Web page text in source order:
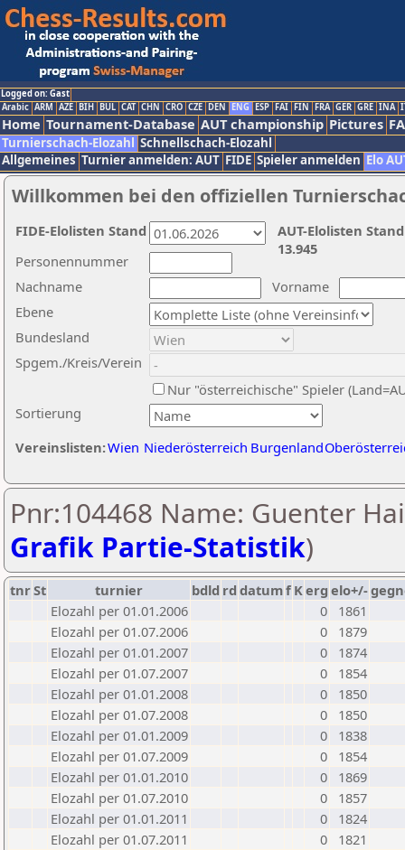
Logged on: Gast
Arabic ARM AZE BIH BUL CAT CHN CRO CZE DEN ENG ESP FAI FIN FRA GER GRE INA
Home Tournament-Database AUT championship Pictures
Turnierschach-Elozahl Schnellschach-Elozahl
Allgemeines Turnier anmelden: AUT FIDE Spieler anmelden Elo
Willkommen bei den offiziellen
Nachname
Vorname
Ebene
Sortierung
Personennummer
Bundesland
Spgem./Kreis/Verein
Nur "österreichische" Spieler
Vereinslisten:Wien Niederösterreich Burgenland
AUT-Elolisten
13.945
FIDE-Elolisten Stand
Pnr:104468 Name: Guenter
Grafik Partie-Statistik)
tnrSt turnier bdld rd datumf Kerg elo+/-
Elozahl per 01.01.2006
0
1861
Elozahl per 01.07.2006
0
1879
Elozahl per 01.01.2007
0
1874
Elozahl per 01.07.2007
0
1854
Elozahl per 01.01.2008
0
1850
Elozahl per 01.07.2008
0
1850
Elozahl per 01.01.2009
0
1838
Elozahl per 01.07.2009
0
1854
Elozahl per 01.01.2010
0
1869
Elozahl per 01.07.2010
0
1857
Elozahl per 01.01.2011
0
1824
Elozahl per 01.07.2011
0
1821